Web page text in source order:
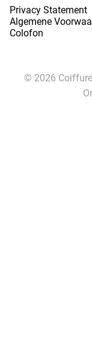
Privacy Statement
Algemene
Colofon
© 2026